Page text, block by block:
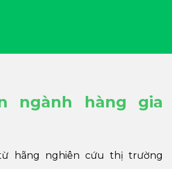
ngành hàng gia
hãng nghiên cứu thị trường